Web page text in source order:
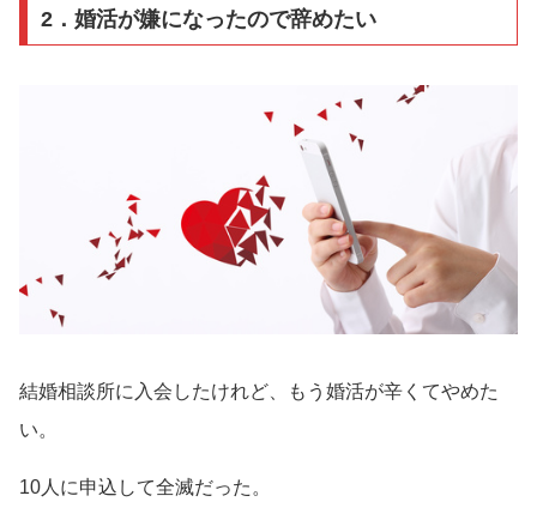
2．婚活が嫌になったので辞めたい
結婚相談所に入会したけれど、もう婚活が辛くてやめた
い。
10人に申込して全滅だった。